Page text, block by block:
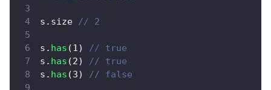
s . size // 2
s . has (1)
// true
s . has (2)
// true
s . has (3) // false